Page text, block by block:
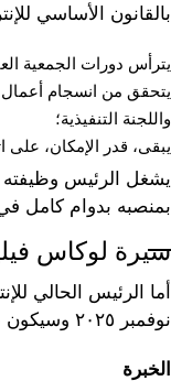
بالقانون الأساسي
يترأس دورات الجمعية
يتحقق من انسجام أعمال
واللجنة التنفيذية؛
يبقى، قدر الإمكان، على
يشغل الرئيس
بمنصبه بدوام كامل في
سيرة لوكاس
نوفمبر ٢٠٢٥ وسيكون نموذجا محترفا لعام ٢٠٢٩.
الخبرة